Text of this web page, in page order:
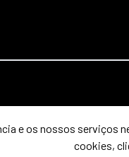
e os nossos serviços
cookies,